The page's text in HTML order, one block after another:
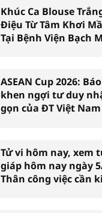
Khúc Ca Blouse
Điệu Từ Tâm Khơi
Tại Bệnh Viện Bạch
ASEAN Cup 2026:
khen ngợi tư duy
gọn của ĐT Việt Nam
Tử vi hôm nay, xem
giáp hôm nay ngày
Thân công việc cần